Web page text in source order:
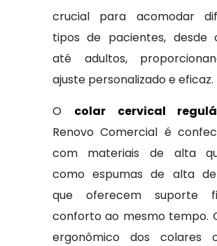
crucial para acomodar
tipos de pacientes, desde
até adultos,
ajuste personalizado e eficaz.
O colar cervical
Renovo Comercial é
com materiais de alta
como espumas de alta
que oferecem suporte
conforto ao mesmo tempo.
ergonômico dos colares